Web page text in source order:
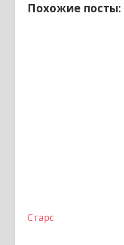
Похожие посты:
Старс